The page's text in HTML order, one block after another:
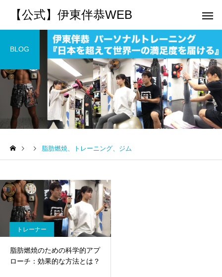
【公式】伊東伴恭WEB
トレーナーとして 個別トレー
パーソナルトレーニ
ング
キックボクシングで本当に
が消費カロリーと週の回数
で答えます
パーソナルトレーニ
BLOG
脂肪燃焼、トレーニング、ジム
トレーナー
脂肪燃焼のための科学的アプ
ローチ：効果的な方法とは？